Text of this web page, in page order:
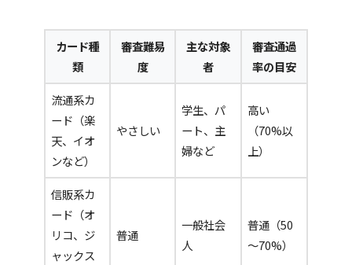
カード種
類
審査難易
度
主な対象
者
審査通過
率の目安
流通系カ
ード（楽
天、イオ
ンなど）
やさしい
学生、パ
ート、主
婦など
高い
（70%以
上）
信販系カ
ード（オ
リコ、ジ
ャックス
普通
一般社会
人
普通（50
～70%）